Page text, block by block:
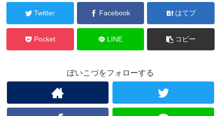
Twitter Facebook はてブ
Pocket LINE コピー
ぽいこづをフォローする